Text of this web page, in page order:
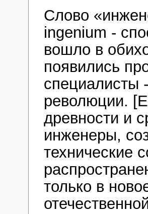
Слово
ingenium -
вошло в
появились
специалисты
революции.
древности и
инженеры,
технические
только в